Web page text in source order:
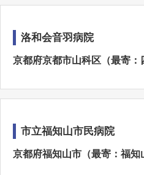
洛和会音羽病院
京都府京都市山科区（最寄：
市立福知山市民病院
京都府福知山市（最寄：福知